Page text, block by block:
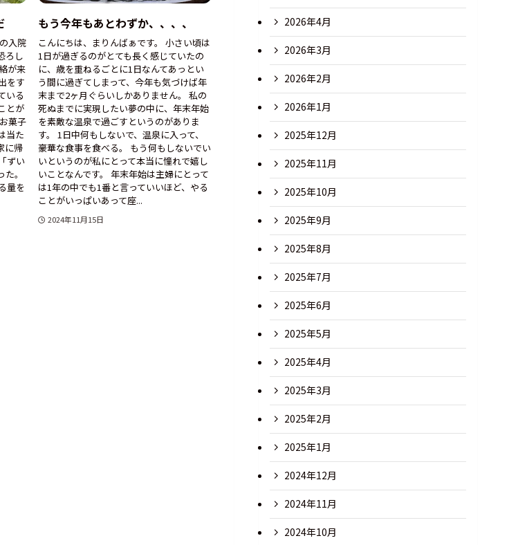
入院
ろし
が来
をす
いる
とが
菓子
当た
に帰
ずい
。
量を
もう今年もあとわずか、、、、
こんにちは、まりんばぁです。 小さい頃は
1日が過ぎるのがとても長く感じていたの
に、歳を重ねるごとに1日なんてあっとい
う間に過ぎてしまって、今年も気づけば年
末まで2ヶ月ぐらいしかありません。 私の
死ぬまでに実現したい夢の中に、年末年始
を素敵な温泉で過ごすというのがありま
す。 1日中何もしないで、温泉に入って、
豪華な食事を食べる。 もう何もしないでい
いというのが私にとって本当に憧れで嬉し
いことなんです。 年末年始は主婦にとって
は1年の中でも1番と言っていいほど、やる
ことがいっぱいあって座...
2024年11月15日
2026年4月
2026年3月
2026年2月
2026年1月
2025年12月
2025年11月
2025年10月
2025年9月
2025年8月
2025年7月
2025年6月
2025年5月
2025年4月
2025年3月
2025年2月
2025年1月
2024年12月
2024年11月
2024年10月